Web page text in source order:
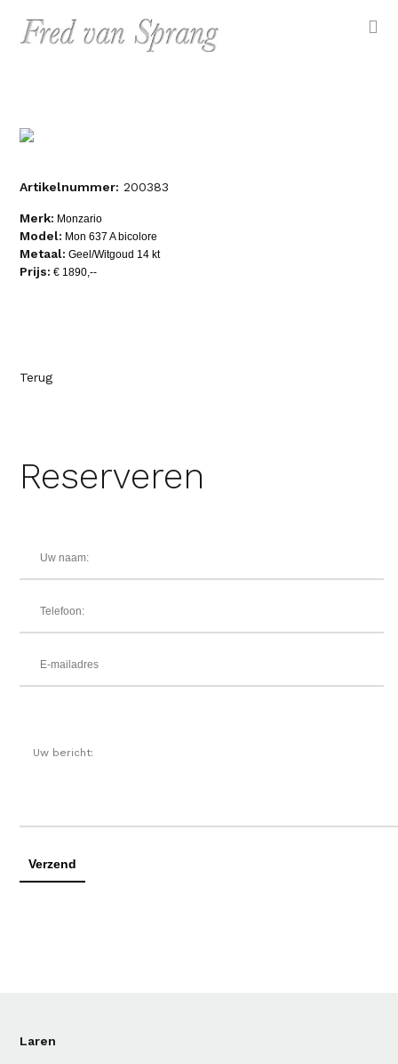
Artikelnummer: 200383
Merk: Monzario
Model: Mon 637 A bicolore
Metaal: Geel/Witgoud 14 kt
Prijs: € 1890,--
Terug
Reserveren
Laren